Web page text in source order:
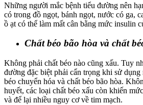
Những người mắc bệnh tiểu đường nên
có trong đồ ngọt, bánh ngọt, nước có ga,
ồ ạt có thể làm mất cân bằng mức insulin
Chất béo bão hòa và chất
Không phải chất béo nào cũng xấu. Tuy
đường đặc biệt phải cẩn trọng khi sử
béo chuyển hóa và chất béo bão hòa.
huyết, các loại chất béo xấu còn khiến
và để lại nhiều nguy cơ về tim mạch.